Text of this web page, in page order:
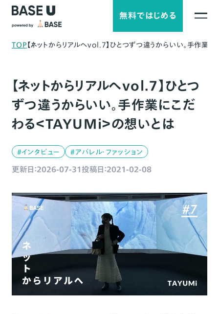
無料ではじめる
TOP【ネットからリアルへvol.7】ひとつずつ違うからいい。手作業
【ネットからリアルへvol.7】ひとつ
ずつ違うからいい。手作業にこだ
わる＜TAYUMi＞の想いとは
#インタビュー #アパレル・ファッション
更新日：2026-07-31投稿日：2021-02-08